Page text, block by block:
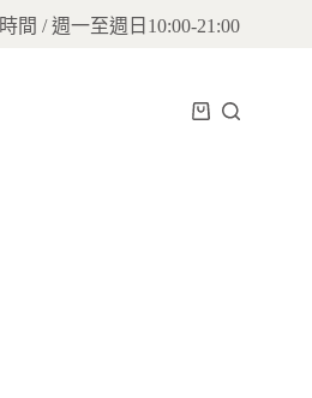
間 / 週一至週日10:00-21:00
購